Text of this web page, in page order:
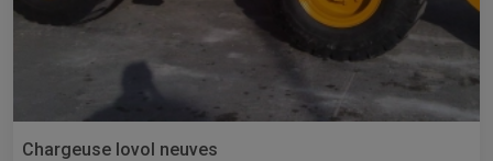
Chargeuse lovol neuves